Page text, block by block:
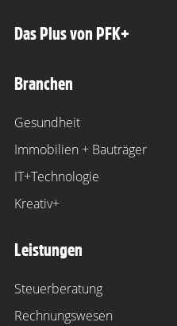
Das Plus von PFK+
Branchen
Gesundheit
Immobilien + Bauträger
IT+Technologie
Kreativ+
Leistungen
Steuerberatung
Rechnungswesen